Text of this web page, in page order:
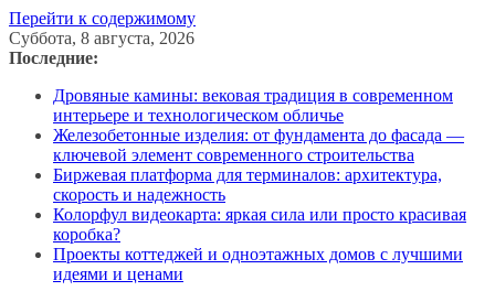
Перейти к содержимому
Суббота, 8 августа, 2026
Последние:
Дровяные камины: вековая традиция в современном
интерьере и технологическом обличье
Железобетонные изделия: от фундамента до фасада —
ключевой элемент современного строительства
Биржевая платформа для терминалов: архитектура,
скорость и надежность
Колорфул видеокарта: яркая сила или просто красивая
коробка?
Проекты коттеджей и одноэтажных домов с лучшими
идеями и ценами